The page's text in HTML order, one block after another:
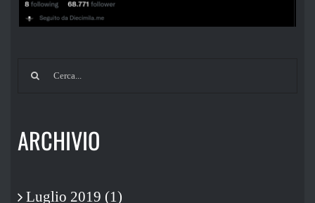
Cerca
ARCHIVIO
Luglio 2019 (1)